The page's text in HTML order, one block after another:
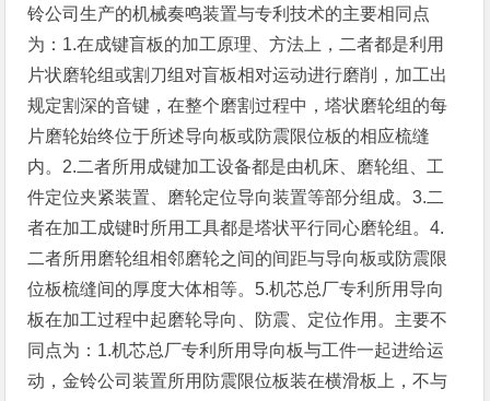
铃公司生产的机械奏鸣装置与专利技术的主要相同点
为：1.在成键盲板的加工原理、方法上，二者都是利用
片状磨轮组或割刀组对盲板相对运动进行磨削，加工出
规定割深的音键，在整个磨割过程中，塔状磨轮组的每
片磨轮始终位于所述导向板或防震限位板的相应梳缝
内。2.二者所用成键加工设备都是由机床、磨轮组、工
件定位夹紧装置、磨轮定位导向装置等部分组成。3.二
者在加工成键时所用工具都是塔状平行同心磨轮组。4.
二者所用磨轮组相邻磨轮之间的间距与导向板或防震限
位板梳缝间的厚度大体相等。5.机芯总厂专利所用导向
板在加工过程中起磨轮导向、防震、定位作用。主要不
同点为：1.机芯总厂专利所用导向板与工件一起进给运
动，金铃公司装置所用防震限位板装在横滑板上，不与